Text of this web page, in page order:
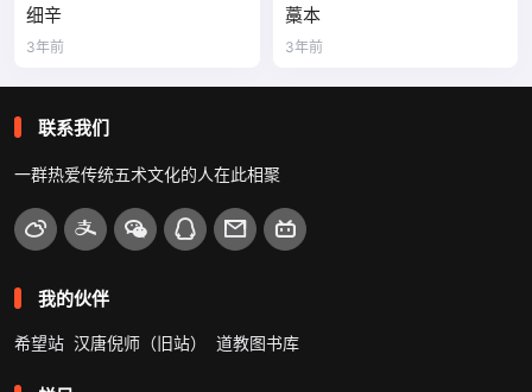
细辛
3年前
藁本
3年前
联系我们
一群热爱传统五术文化的人在此相聚
我的伙伴
希望站 汉唐倪师（旧站） 道教图书库